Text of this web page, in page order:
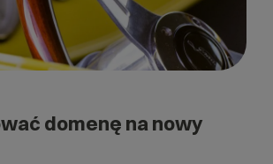
domenę na nowy